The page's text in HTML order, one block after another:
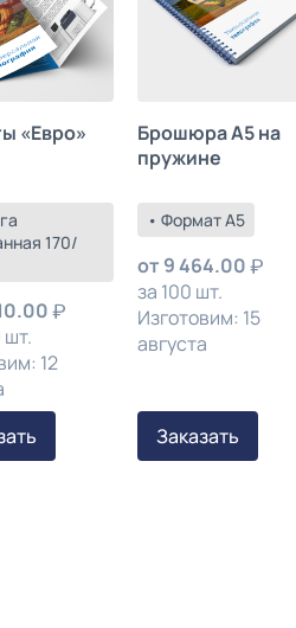
«Евро»
170/
шт.
12
Брошюра А5 на
пружине
• Формат А5
от 9 464.00
за 100 шт.
Изготовим: 15
августа
Заказать